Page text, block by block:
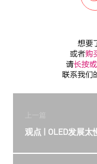
上一篇
观点 | OLED发展